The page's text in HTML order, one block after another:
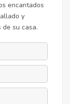
encantados
y
su casa.